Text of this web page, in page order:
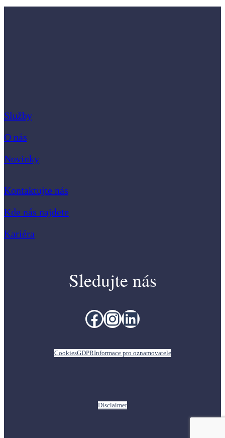
Služby
O nás
Novinky
Kontaktujte nás
Kde nás najdete
Kariéra
Sledujte nás
Facebook Instagram LinkedIn
CookiesGDPRInformace pro oznamovatele
Disclaimer